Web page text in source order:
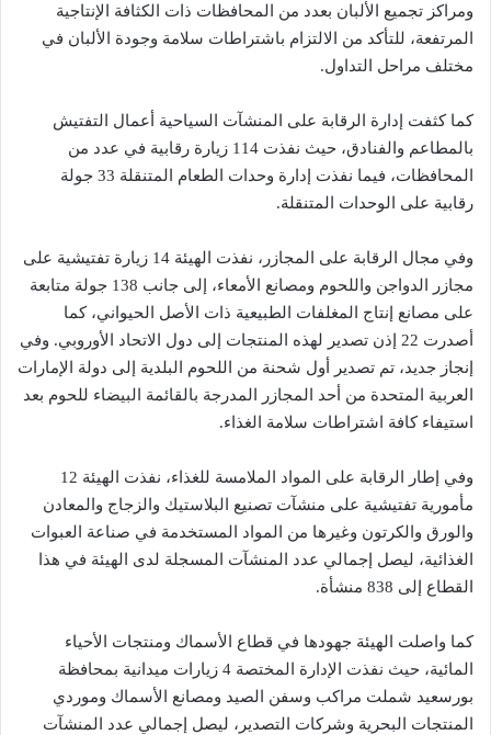
ومراكز تجميع الألبان بعدد من المحافظات ذات الكثافة الإنتاجية
المرتفعة، للتأكد من الالتزام باشتراطات سلامة وجودة الألبان في
مختلف مراحل التداول.
كما كثفت إدارة الرقابة على المنشآت السياحية أعمال التفتيش
بالمطاعم والفنادق، حيث نفذت 114 زيارة رقابية في عدد من
المحافظات، فيما نفذت إدارة وحدات الطعام المتنقلة 33 جولة
رقابية على الوحدات المتنقلة.
وفي مجال الرقابة على المجازر، نفذت الهيئة 14 زيارة تفتيشية على
مجازر الدواجن واللحوم ومصانع الأمعاء، إلى جانب 138 جولة متابعة
على مصانع إنتاج المغلفات الطبيعية ذات الأصل الحيواني، كما
أصدرت 22 إذن تصدير لهذه المنتجات إلى دول الاتحاد الأوروبي. وفي
إنجاز جديد، تم تصدير أول شحنة من اللحوم البلدية إلى دولة الإمارات
العربية المتحدة من أحد المجازر المدرجة بالقائمة البيضاء للحوم بعد
استيفاء كافة اشتراطات سلامة الغذاء.
وفي إطار الرقابة على المواد الملامسة للغذاء، نفذت الهيئة 12
مأمورية تفتيشية على منشآت تصنيع البلاستيك والزجاج والمعادن
والورق والكرتون وغيرها من المواد المستخدمة في صناعة العبوات
الغذائية، ليصل إجمالي عدد المنشآت المسجلة لدى الهيئة في هذا
القطاع إلى 838 منشأة.
كما واصلت الهيئة جهودها في قطاع الأسماك ومنتجات الأحياء
المائية، حيث نفذت الإدارة المختصة 4 زيارات ميدانية بمحافظة
بورسعيد شملت مراكب وسفن الصيد ومصانع الأسماك وموردي
المنتجات البحرية وشركات التصدير، ليصل إجمالي عدد المنشآت